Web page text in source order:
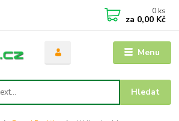
Menu
Hledat
0 ks
za 0,00 Kč